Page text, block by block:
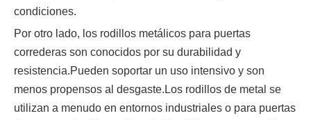
condiciones.
Por otro lado, los rodillos metálicos para puertas
correderas son conocidos por su durabilidad y
resistencia.Pueden soportar un uso intensivo y son
menos propensos al desgaste.Los rodillos de metal se
utilizan a menudo en entornos industriales o para puertas